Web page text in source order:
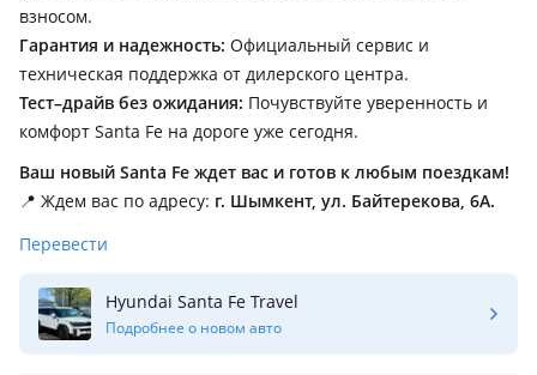
взносом.
Гарантия и надежность: Официальный сервис и
техническая поддержка от дилерского центра.
Тест–драйв без ожидания: Почувствуйте уверенность и
комфорт Santa Fe на дороге уже сегодня.
Ваш новый Santa Fe ждет вас и готов к любым поездкам!
📍 Ждем вас по адресу: г. Шымкент, ул. Байтерекова, 6А.
Перевести
Hyundai Santa Fe Travel
Подробнее о новом авто